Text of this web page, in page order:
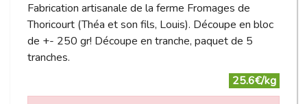
Fabrication artisanale de la ferme Fromages de
Thoricourt (Théa et son fils, Louis). Découpe en bloc
de +- 250 gr! Découpe en tranche, paquet de 5
tranches.
25.6€/kg